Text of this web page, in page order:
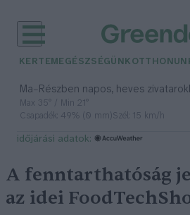
KERTEM EGÉSZSÉGÜNK
Ma– Részben napos, heves
Max 35° / Min 21°
Csapadék: 49% (0 mm)Szél: 15 km/h
időjárási adatok:
A fenntarthatóság
az idei